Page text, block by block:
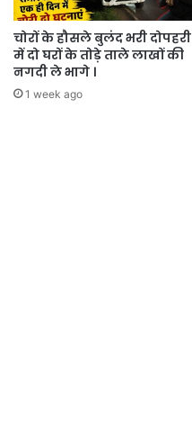
चोरों के हौसले बुलंद भरी दोपहरी
में दो घरों के तोड़े ताले लाखों की
नगदी ले भागे ।
1 week ago